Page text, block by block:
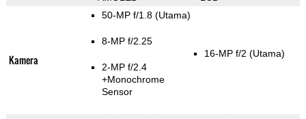
Kamera
50-MP f/1.8 (Utama)
8-MP f/2.25
2-MP f/2.4
+Monochrome
Sensor
16-MP f/2 (Utama)